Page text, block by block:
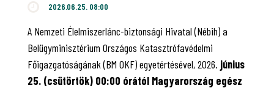
2026.06.25. 08:00
A Nemzeti Élelmiszerlánc-biztonsági Hivatal (Nébih) a
Belügyminisztérium Országos Katasztrófavédelmi
Főigazgatóságának (BM OKF) egyetértésével, 2026. június
25. (csütörtök) 00:00 órától Magyarország egész